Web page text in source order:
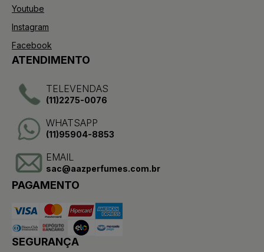
Youtube
Instagram
Facebook
ATENDIMENTO
TELEVENDAS
(11)2275-0076
WHATSAPP
(11)95904-8853
EMAIL
sac@aazperfumes.com.br
PAGAMENTO
SEGURANÇA